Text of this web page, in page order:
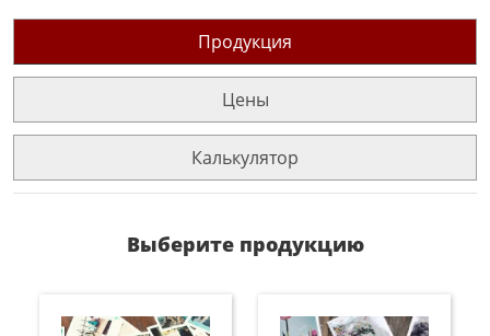
Продукция
Цены
Калькулятор
Выберите продукцию